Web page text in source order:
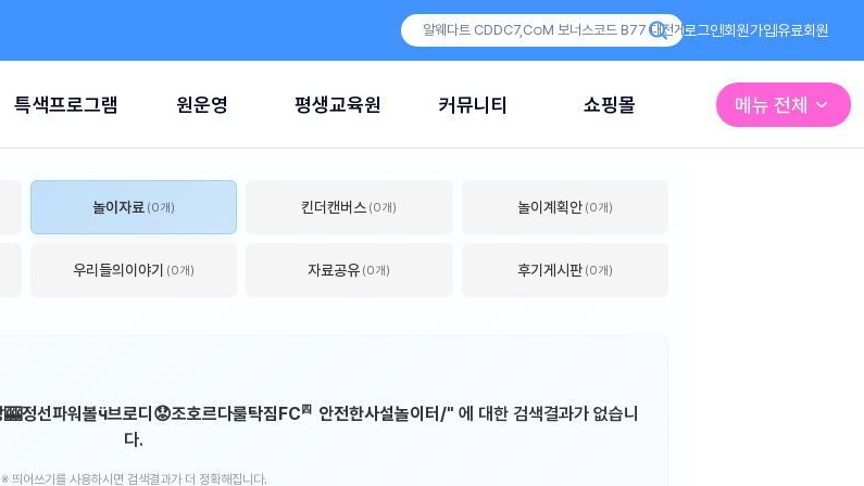
로그인회원가입유료회원
특색프로그램 원운영 평생교육원 커뮤니티 쇼핑몰 메뉴 전체
놀이자료 (0개) 킨더캔버스 (0개) 놀이계획안 (0개)
우리들의이야기 (0개) 자료공유 (0개) 후기게시판 (0개)
정선파워볼ӵ브로디😟조호르다룰탁짐FC㆕안전한사설놀이터/" 에 대한 검색결과가 없습니
다.
※ 띄어쓰기를 사용하시면 검색결과가 더 정확해집니다.